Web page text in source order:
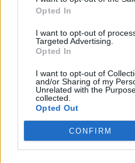
Opted In
I want to opt-out of
Targeted Advertising.
Opted In
I want to opt-out of
and/or Sharing of my
Unrelated with the
collected.
Opted Out
CONFIRM